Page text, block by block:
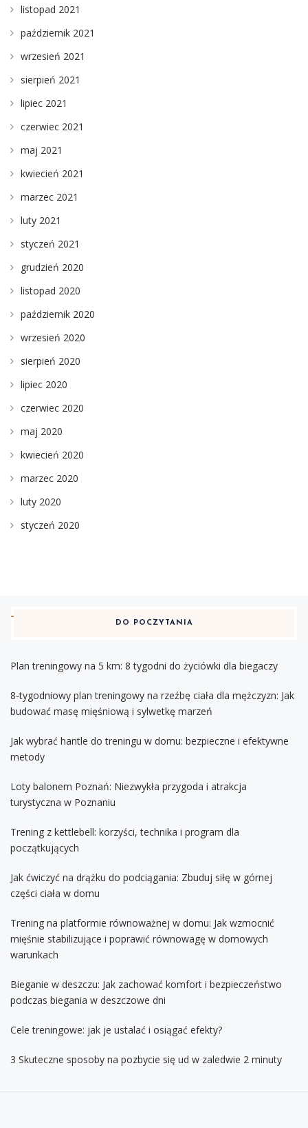
listopad 2021
październik 2021
wrzesień 2021
sierpień 2021
lipiec 2021
czerwiec 2021
maj 2021
kwiecień 2021
marzec 2021
luty 2021
styczeń 2021
grudzień 2020
listopad 2020
październik 2020
wrzesień 2020
sierpień 2020
lipiec 2020
czerwiec 2020
maj 2020
kwiecień 2020
marzec 2020
luty 2020
styczeń 2020
DO POCZYTANIA
Plan treningowy na 5 km: 8 tygodni do życiówki dla biegaczy
8-tygodniowy plan treningowy na rzeźbę ciała dla mężczyzn: Jak
budować masę mięśniową i sylwetkę marzeń
Jak wybrać hantle do treningu w domu: bezpieczne i efektywne
metody
Loty balonem Poznań: Niezwykła przygoda i atrakcja
turystyczna w Poznaniu
Trening z kettlebell: korzyści, technika i program dla
początkujących
Jak ćwiczyć na drążku do podciągania: Zbuduj siłę w górnej
części ciała w domu
Trening na platformie równoważnej w domu: Jak wzmocnić
mięśnie stabilizujące i poprawić równowagę w domowych
warunkach
Bieganie w deszczu: Jak zachować komfort i bezpieczeństwo
podczas biegania w deszczowe dni
Cele treningowe: jak je ustalać i osiągać efekty?
3 Skuteczne sposoby na pozbycie się ud w zaledwie 2 minuty